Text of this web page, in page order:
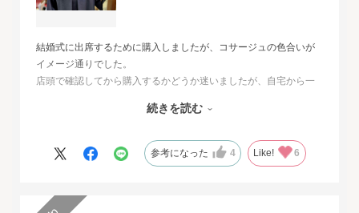
結婚式に出席するために購入しましたが、コサージュの色合いが
イメージ通りでした。
店頭で確認してから購入するかどうか迷いましたが、自宅から一
オンラインショップは写真数が多くじっくりと検討することがで
また、購入するとすぐに届くのでとても便利だと思いました。
続きを読む
参考になった 4 Like! 6